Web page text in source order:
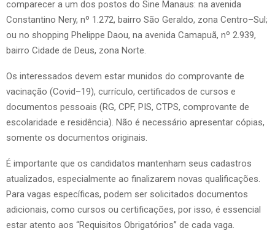
comparecer a um dos postos do Sine Manaus: na avenida
Constantino Nery, nº 1.272, bairro São Geraldo, zona Centro–Sul;
ou no shopping Phelippe Daou, na avenida Camapuã, nº 2.939,
bairro Cidade de Deus, zona Norte.
Os interessados devem estar munidos do comprovante de
vacinação (Covid–19), currículo, certificados de cursos e
documentos pessoais (RG, CPF, PIS, CTPS, comprovante de
escolaridade e residência). Não é necessário apresentar cópias,
somente os documentos originais.
É importante que os candidatos mantenham seus cadastros
atualizados, especialmente ao finalizarem novas qualificações.
Para vagas específicas, podem ser solicitados documentos
adicionais, como cursos ou certificações, por isso, é essencial
estar atento aos “Requisitos Obrigatórios” de cada vaga.